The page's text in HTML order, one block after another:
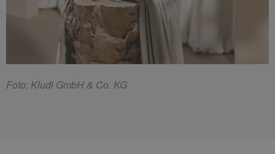
Foto: Kludi GmbH & Co. KG